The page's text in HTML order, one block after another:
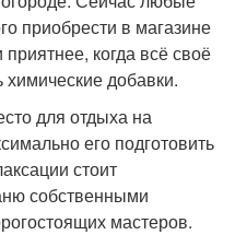
приобрести в магазине
когда всё своё
химические добавки.
для отдыха на
его подготовить
стоит
собственными
мастеров.